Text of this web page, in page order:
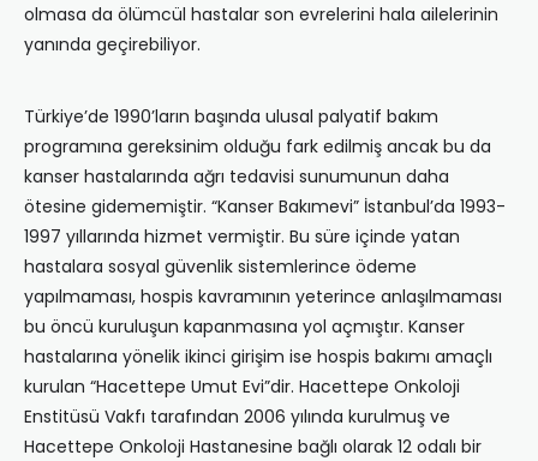
olmasa da ölümcül hastalar son evrelerini hala ailelerinin
yanında geçirebiliyor.
Türkiye’de 1990’ların başında ulusal palyatif bakım
programına gereksinim olduğu fark edilmiş ancak bu da
kanser hastalarında ağrı tedavisi sunumunun daha
ötesine gidememiştir. “Kanser Bakımevi” İstanbul’da 1993-
1997 yıllarında hizmet vermiştir. Bu süre içinde yatan
hastalara sosyal güvenlik sistemlerince ödeme
yapılmaması, hospis kavramının yeterince anlaşılmaması
bu öncü kuruluşun kapanmasına yol açmıştır. Kanser
hastalarına yönelik ikinci girişim ise hospis bakımı amaçlı
kurulan “Hacettepe Umut Evi”dir. Hacettepe Onkoloji
Enstitüsü Vakfı tarafından 2006 yılında kurulmuş ve
Hacettepe Onkoloji Hastanesine bağlı olarak 12 odalı bir